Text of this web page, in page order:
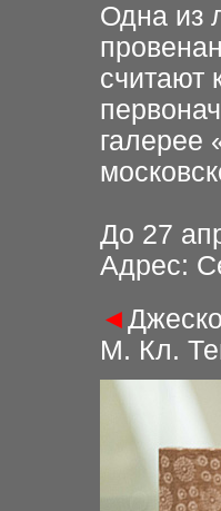
Одна из
считают
галерее
До 27
Адрес:
◄
М. Кл.